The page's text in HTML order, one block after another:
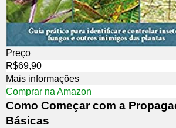
Preço
R$69,90
Mais informações
Comprar na Amazon
Como Começar com a
Básicas